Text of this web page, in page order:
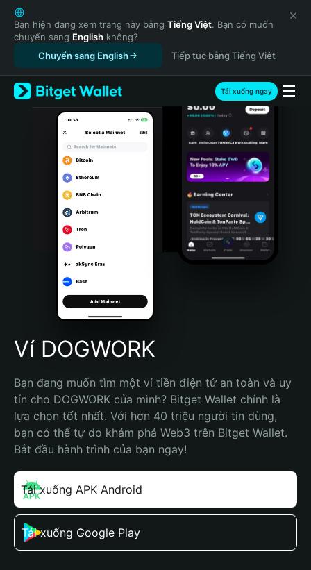
English
日本語
Tiếng Việt
Русский
Español (Latinoamérica)
Türkçe
Italiano
Português (Portugal)
Bahasa Indonesia
Português (Brasil)
Español (Argentina)
Bạn hiện đang xem trang này bằng Tiếng Việt. Bạn có muốn
chuyển sang English không?
Chuyển sang English
Tiếp tục bằng Tiếng Việt
Tải xuống ngay
Ví DOGWORK
Bạn đang muốn tìm một ví tiền điện tử an toàn và uy
tín cho DOGWORK của mình? Bitget Wallet chính là
lựa chọn tốt nhất. Với hơn 40 triệu người tin dùng,
bạn có thể tự do khám phá Web3 trên Bitget Wallet.
Bắt đầu hành trình của bạn ngay!
Tải xuống APK Android
Tải xuống Google Play